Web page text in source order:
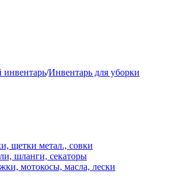
/Инвентарь для уборки
щетки метал., совки
шланги, секаторы
мотокосы, масла, лески